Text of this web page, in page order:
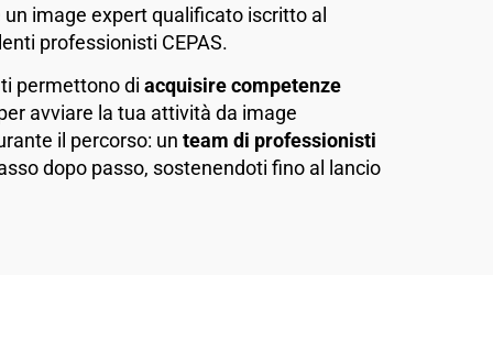
image expert qualificato iscritto al
professionisti CEPAS.
permettono di acquisire competenze
avviare la tua attività da image
il percorso: un team di professionisti
dopo passo, sostenendoti fino al lancio